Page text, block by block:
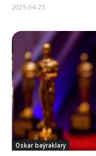
2025-04-25
Oskar baýraklary